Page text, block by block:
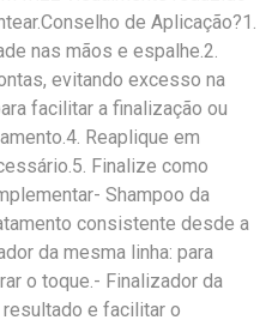
de Aplicação?1.
nas mãos e espalhe.2.
evitando excesso na
facilitar a finalização ou
Reaplique em
Finalize como
Shampoo da
consistente desde a
da mesma linha: para
o toque.- Finalizador da
resultado e facilitar o